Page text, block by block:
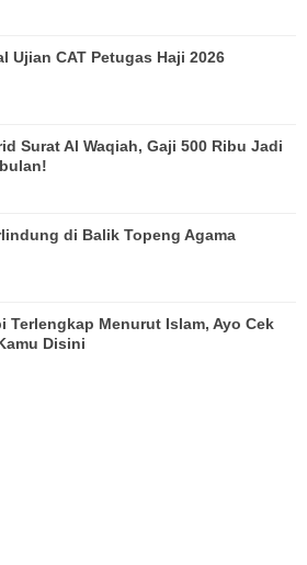
Ujian CAT Petugas Haji 2026
Surat Al Waqiah, Gaji 500 Ribu Jadi
di Balik Topeng Agama
Terlengkap Menurut Islam, Ayo Cek
Disini